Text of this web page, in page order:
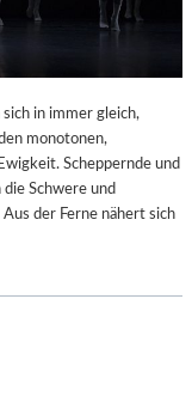
in immer gleich,
monotonen,
Scheppernde und
Schwere und
der Ferne nähert sich